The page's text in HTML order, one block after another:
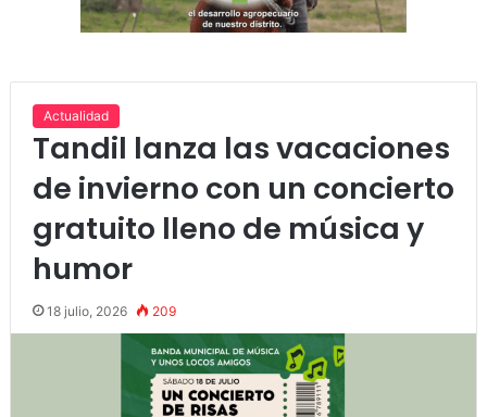
Actualidad
Tandil lanza las vacaciones
de invierno con un concierto
gratuito lleno de música y
humor
18 julio, 2026 209